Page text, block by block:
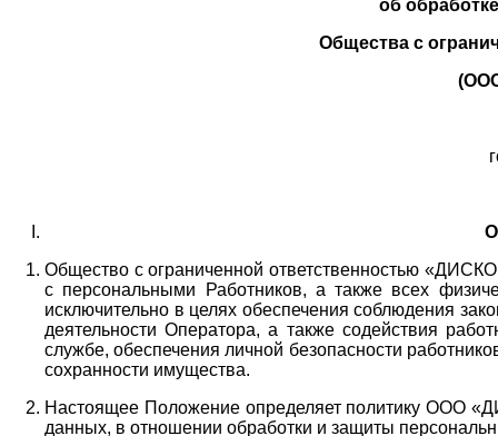
об
Общества с
Общество с ограниченной ответственностью
с персональными Работников, а также всех
исключительно в целях обеспечения соблюдения
деятельности Оператора,а также содействия
службе, обеспечения личной безопасности
сохранности имущества.
Настоящее Положение определяет политику ООО
данных, в отношении обработки и защиты